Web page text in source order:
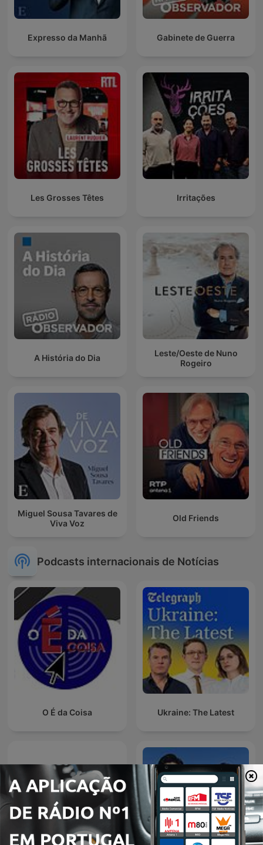
Expresso da Manhã Gabinete de Guerra
Les Grosses Têtes Irritações
A História do Dia
Leste/Oeste de Nuno
Rogeiro
Miguel Sousa Tavares de
Viva Voz
Old Friends
Podcasts internacionais de Notícias
O É da Coisa Ukraine: The Latest